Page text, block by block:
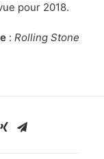
pour 2018.
: Rolling Stone